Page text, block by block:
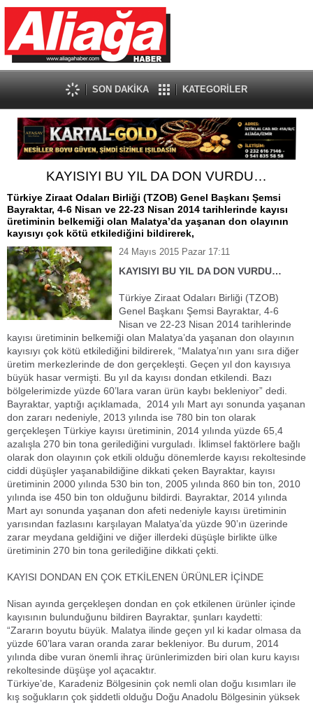
SON DAKİKA KATEGORİLER
KAYISIYI BU YIL DA DON VURDU…
Türkiye Ziraat Odaları Birliği (TZOB) Genel Başkanı Şemsi
Bayraktar, 4-6 Nisan ve 22-23 Nisan 2014 tarihlerinde kayısı
üretiminin belkemiği olan Malatya’da yaşanan don olayının
kayısıyı çok kötü etkilediğini bildirerek,
24 Mayıs 2015 Pazar 17:11
KAYISIYI BU YIL DA DON VURDU…
Türkiye Ziraat Odaları Birliği (TZOB)
Genel Başkanı Şemsi Bayraktar, 4-6
Nisan ve 22-23 Nisan 2014 tarihlerinde
kayısı üretiminin belkemiği olan Malatya’da yaşanan don olayının
kayısıyı çok kötü etkilediğini bildirerek, “Malatya’nın yanı sıra diğer
üretim merkezlerinde de don gerçekleşti. Geçen yıl don kayısıya
büyük hasar vermişti. Bu yıl da kayısı dondan etkilendi. Bazı
bölgelerimizde yüzde 60’lara varan ürün kaybı bekleniyor” dedi.
Bayraktar, yaptığı açıklamada, 2014 yılı Mart ayı sonunda yaşanan
don zararı nedeniyle, 2013 yılında ise 780 bin ton olarak
gerçekleşen Türkiye kayısı üretiminin, 2014 yılında yüzde 65,4
azalışla 270 bin tona gerilediğini vurguladı. İklimsel faktörlere bağlı
olarak don olayının çok etkili olduğu dönemlerde kayısı rekoltesinde
ciddi düşüşler yaşanabildiğine dikkati çeken Bayraktar, kayısı
üretiminin 2000 yılında 530 bin ton, 2005 yılında 860 bin ton, 2010
yılında ise 450 bin ton olduğunu bildirdi. Bayraktar, 2014 yılında
Mart ayı sonunda yaşanan don afeti nedeniyle kayısı üretiminin
yarısından fazlasını karşılayan Malatya’da yüzde 90’ın üzerinde
zarar meydana geldiğini ve diğer illerdeki düşüşle birlikte ülke
üretiminin 270 bin tona gerilediğine dikkati çekti.
KAYISI DONDAN EN ÇOK ETKİLENEN ÜRÜNLER İÇİNDE
Nisan ayında gerçekleşen dondan en çok etkilenen ürünler içinde
kayısının bulunduğunu bildiren Bayraktar, şunları kaydetti:
“Zararın boyutu büyük. Malatya ilinde geçen yıl ki kadar olmasa da
yüzde 60’lara varan oranda zarar bekleniyor. Bu durum, 2014
yılında dibe vuran önemli ihraç ürünlerimizden biri olan kuru kayısı
rekoltesinde düşüşe yol açacaktır.
Türkiye’de, Karadeniz Bölgesinin çok nemli olan doğu kısımları ile
kış soğukların çok şiddetli olduğu Doğu Anadolu Bölgesinin yüksek